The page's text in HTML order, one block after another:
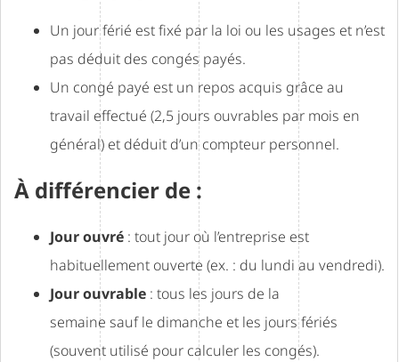
Un jour férié est fixé par la loi ou les usages et n’est
pas déduit des congés payés.
Un congé payé est un repos acquis grâce au
travail effectué (2,5 jours ouvrables par mois en
général) et déduit d’un compteur personnel.
À différencier de :
Jour ouvré : tout jour où l’entreprise est
habituellement ouverte (ex. : du lundi au vendredi).
Jour ouvrable : tous les jours de la
semaine sauf le dimanche et les jours fériés
(souvent utilisé pour calculer les congés).